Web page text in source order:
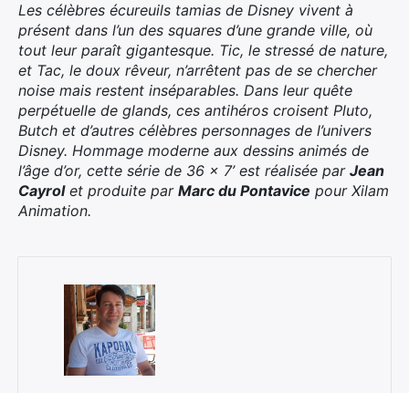
Les célèbres écureuils tamias de Disney vivent à
présent dans l’un des squares d’une grande ville, où
tout leur paraît gigantesque. Tic, le stressé de nature,
et Tac, le doux rêveur, n’arrêtent pas de se chercher
noise mais restent inséparables. Dans leur quête
perpétuelle de glands, ces antihéros croisent Pluto,
Butch et d’autres célèbres personnages de l’univers
Disney. Hommage moderne aux dessins animés de
l’âge d’or, cette série de 36 x 7’ est réalisée par Jean
Cayrolet produite par Marc du Pontavice pour Xilam
Animation.